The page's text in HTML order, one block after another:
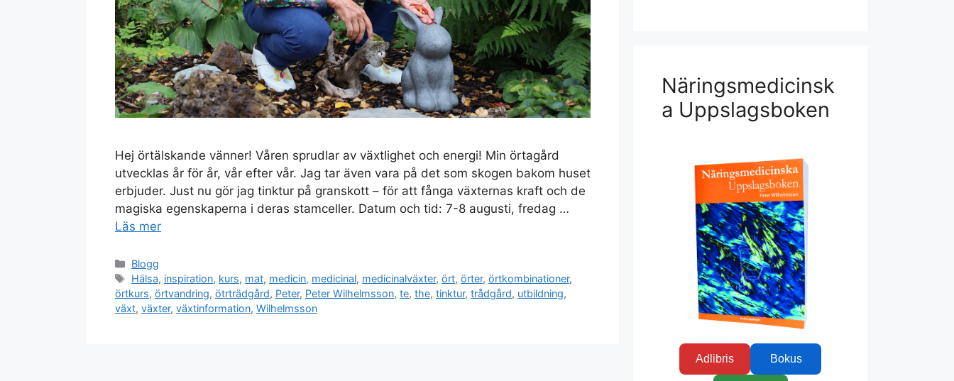
Hej örtälskande vänner! Våren sprudlar av växtlighet och energi! Min örtagård
utvecklas år för år, vår efter vår. Jag tar även vara på det som skogen bakom huset
erbjuder. Just nu gör jag tinktur på granskott – för att fånga växternas kraft och de
magiska egenskaperna i deras stamceller. Datum och tid: 7-8 augusti, fredag …
Läs mer
Kategorier
Blogg
Etiketter
Hälsa, inspiration, kurs, mat, medicin, medicinal, medicinalväxter,ört,örter,örtkombinationer,
örtkurs, örtvandring, ötrträdgård, Peter, Peter Wilhelmsson, te, the, tinktur, trådgård, utbildning,
växt, växter, växtinformation, Wilhelmsson
Näringsmedicinsk
a Uppslagsboken
Adlibris Bokus